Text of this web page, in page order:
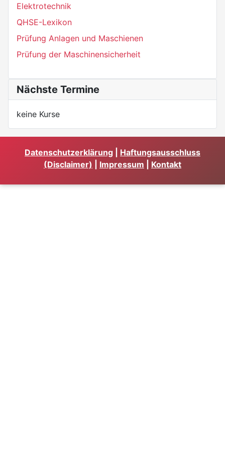
Elektrotechnik
QHSE-Lexikon
Prüfung Anlagen und Maschienen
Prüfung der Maschinensicherheit
Nächste Termine
keine Kurse
Datenschutzerklärung
Haftungsausschluss
(Disclaimer)
Impressum Kontakt